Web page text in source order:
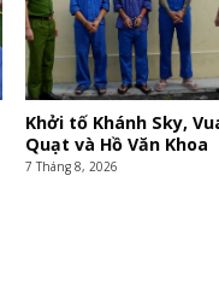
Khởi tố Khánh Sky,
Quạt và Hồ Văn Khoa
7 Tháng 8, 2026